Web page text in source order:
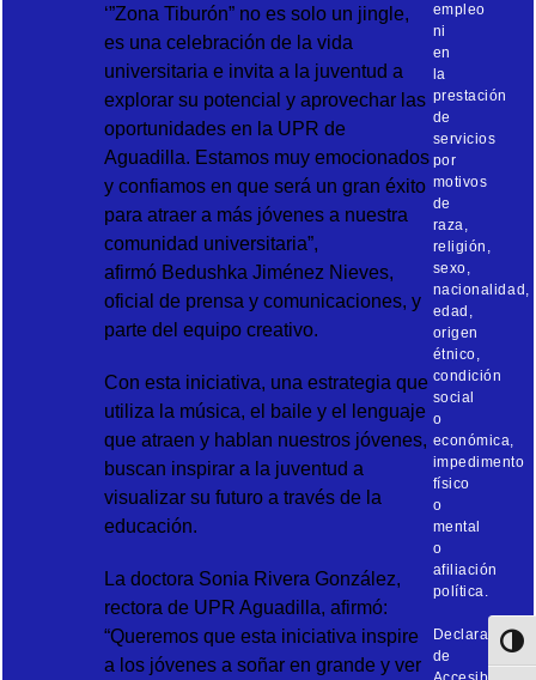
‘”Zona Tiburón” no es solo un jingle,
es una celebración de la vida
universitaria e invita a la juventud a
explorar su potencial y aprovechar las
oportunidades en la UPR de
Aguadilla. Estamos muy emocionados
y confiamos en que será un gran éxito
para atraer a más jóvenes a nuestra
comunidad universitaria”,
afirmó Bedushka Jiménez Nieves,
oficial de prensa y comunicaciones, y
parte del equipo creativo.
Con esta iniciativa, una estrategia que
utiliza la música, el baile y el lenguaje
que atraen y hablan nuestros jóvenes,
buscan inspirar a la juventud a
visualizar su futuro a través de la
educación.
La doctora Sonia Rivera González,
rectora de UPR Aguadilla, afirmó:
“Queremos que esta iniciativa inspire
a los jóvenes a soñar en grande y ver
empleo
ni
en
la
prestación
de
servicios
por
motivos
de
raza,
religión,
sexo,
nacionalidad,
edad,
origen
étnico,
condición
social
o
económica,
impedimento
físico
o
mental
o
afiliación
política.
Declaración
de